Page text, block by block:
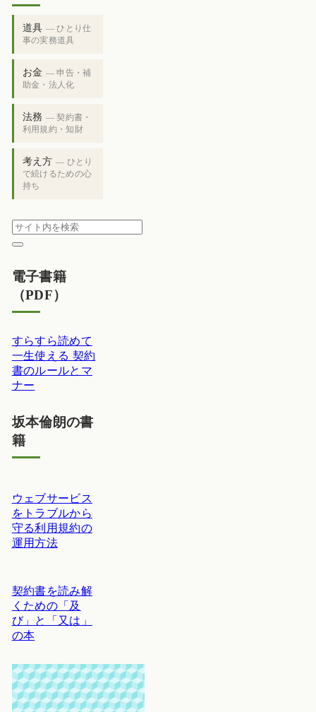
道具 — ひとり仕
事の実務道具
お金 — 申告・補
助金・法人化
法務 — 契約書・
利用規約・知財
考え方 — ひとり
で続けるための心
持ち
電子書籍
（PDF）
すらすら読めて
一生使える 契約
書のルールとマ
ナー
坂本倫朗の書
籍
ウェブサービス
をトラブルから
守る利用規約の
運用方法
契約書を読み解
くための「及
び」と「又は」
の本